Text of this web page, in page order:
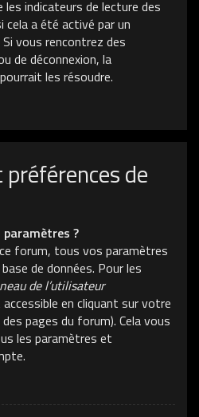
indicateurs de lecture des
cela a été activé par un
vous rencontrez des
de déconnexion, la
les résoudre.
de
?
forum, tous vos paramètres
de données. Pour les
de l’utilisateur
en cliquant sur votre
pages du forum). Cela vous
les paramètres et